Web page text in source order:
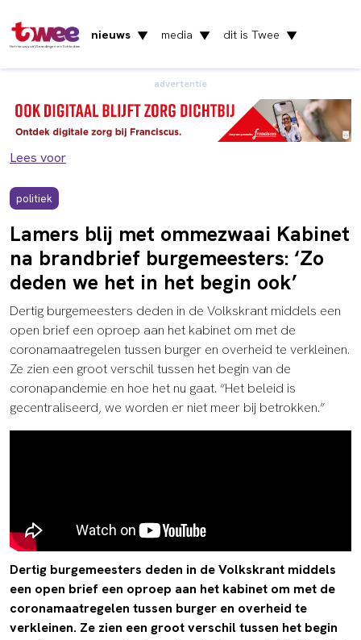
Het nieuws uit Vlaardingen en Schiedam
nieuws ▼ media ▼ dit is Twee ▼
advertentie
Lees voor
politiek
Lamers blij met ommezwaai Kabinet
na brandbrief burgemeesters: ‘Zo
deden we het in het begin ook’
Dertig burgemeesters deden in de Volkskrant middels een
open brief een oproep aan het kabinet om met de
coronamaatregelen tussen burger en overheid te verkleinen.
Ze zien een groot verschil tussen het begin van de
coronapandemie en hoe het nu gaat. “Het beleid is
gecentraliseerd, we worden er niet meer bij betrokken.”
Dertig burgemeesters deden in de Volkskrant middels
een open brief een oproep aan het kabinet om met de
coronamaatregelen tussen burger en overheid te
verkleinen. Ze zien een groot verschil tussen het begin